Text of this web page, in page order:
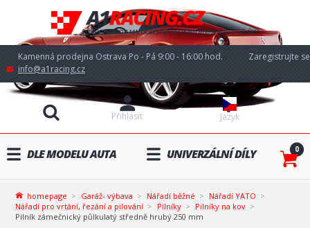
Kamenná prodejna Ostrava Po - Pá 9:00 - 16:00 hod.
info@a1racing.cz
Jazyk
Přihlásit
Zaregistrujte se
DLE MODELU AUTA UNIVERZÁLNÍ DÍLY 0
homepage Garáž- výbava Nářadí běžné
Nářadí YATO
Nářadí pro vrtání, řezání a pilování
Pilníky
Pilníky na kov
Pilník zámečnický půlkulatý středně hrubý 250 mm